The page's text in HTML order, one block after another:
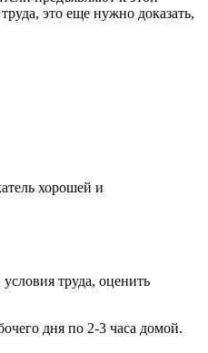
это еще нужно доказать,
хорошей и
труда, оценить
дня по 2-3 часа домой.